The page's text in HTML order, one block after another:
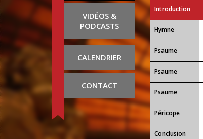
VIDÉOS &
PODCASTS
CALENDRIER
CONTACT
Introduction
Hymne
Psaume
Psaume
Psaume
Péricope
Conclusion